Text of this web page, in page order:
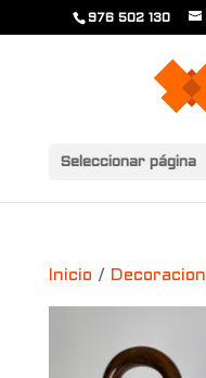
976 502 130
Seleccionar página
Inicio / Decoracion